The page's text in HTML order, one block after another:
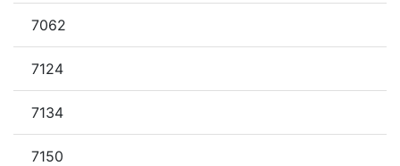
7062
7124
7134
7150